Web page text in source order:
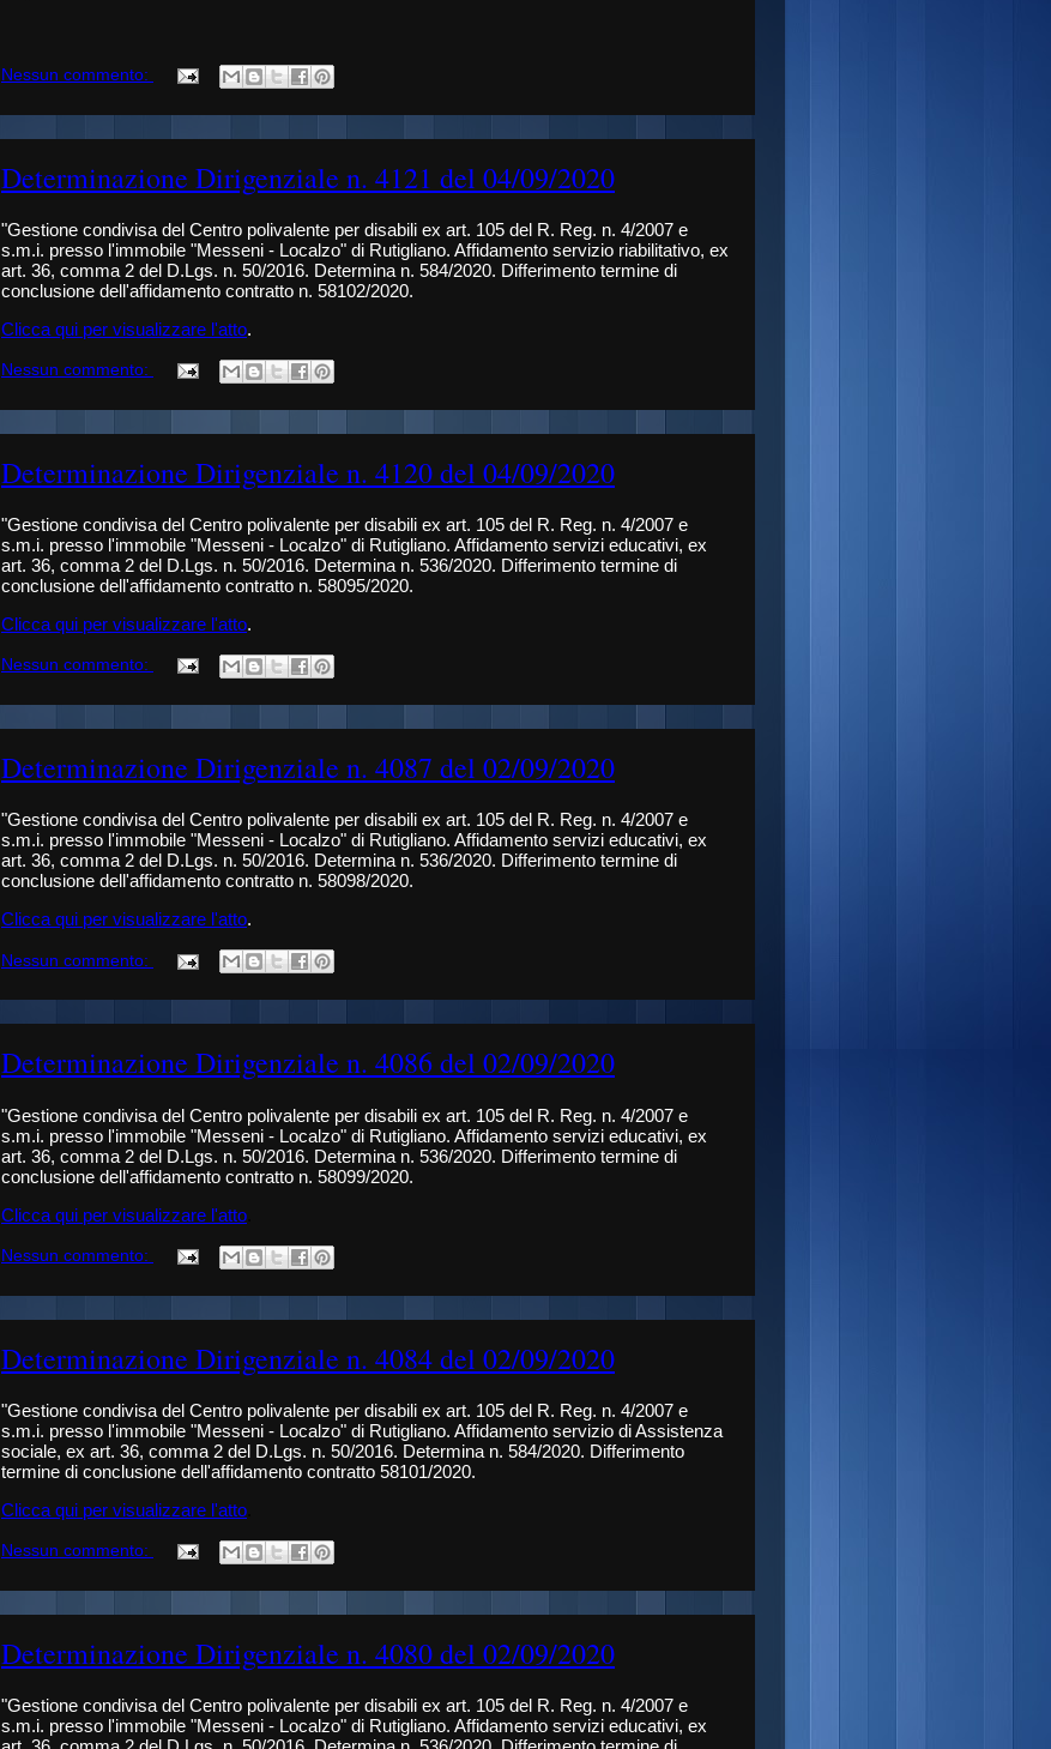
Nessun commento:
Determinazione Dirigenziale n. 4121 del 04/09/2020
"Gestione condivisa del Centro polivalente per disabili ex art. 105 del R. Reg. n. 4/2007 e
s.m.i. presso l'immobile "Messeni - Localzo" di Rutigliano. Affidamento servizio riabilitativo, ex
art. 36, comma 2 del D.Lgs. n. 50/2016. Determina n. 584/2020. Differimento termine di
conclusione dell'affidamento contratto n. 58102/2020.
Clicca qui per visualizzare l'atto.
Nessun commento:
Determinazione Dirigenziale n. 4120 del 04/09/2020
"Gestione condivisa del Centro polivalente per disabili ex art. 105 del R. Reg. n. 4/2007 e
s.m.i. presso l'immobile "Messeni - Localzo" di Rutigliano. Affidamento servizi educativi, ex
art. 36, comma 2 del D.Lgs. n. 50/2016. Determina n. 536/2020. Differimento termine di
conclusione dell'affidamento contratto n. 58095/2020.
Clicca qui per visualizzare l'atto.
Nessun commento:
Determinazione Dirigenziale n. 4087 del 02/09/2020
"Gestione condivisa del Centro polivalente per disabili ex art. 105 del R. Reg. n. 4/2007 e
s.m.i. presso l'immobile "Messeni - Localzo" di Rutigliano. Affidamento servizi educativi, ex
art. 36, comma 2 del D.Lgs. n. 50/2016. Determina n. 536/2020. Differimento termine di
conclusione dell'affidamento contratto n. 58098/2020.
Clicca qui per visualizzare l'atto.
Nessun commento:
Determinazione Dirigenziale n. 4086 del 02/09/2020
"Gestione condivisa del Centro polivalente per disabili ex art. 105 del R. Reg. n. 4/2007 e
s.m.i. presso l'immobile "Messeni - Localzo" di Rutigliano. Affidamento servizi educativi, ex
art. 36, comma 2 del D.Lgs. n. 50/2016. Determina n. 536/2020. Differimento termine di
conclusione dell'affidamento contratto n. 58099/2020.
Clicca qui per visualizzare l'atto
Nessun commento:
Determinazione Dirigenziale n. 4084 del 02/09/2020
"Gestione condivisa del Centro polivalente per disabili ex art. 105 del R. Reg. n. 4/2007 e
s.m.i. presso l'immobile "Messeni - Localzo" di Rutigliano. Affidamento servizio di Assistenza
sociale, ex art. 36, comma 2 del D.Lgs. n. 50/2016. Determina n. 584/2020. Differimento
termine di conclusione dell'affidamento contratto 58101/2020.
Clicca qui per visualizzare l'atto
Nessun commento:
Determinazione Dirigenziale n. 4080 del 02/09/2020
"Gestione condivisa del Centro polivalente per disabili ex art. 105 del R. Reg. n. 4/2007 e
s.m.i. presso l'immobile "Messeni - Localzo" di Rutigliano. Affidamento servizi educativi, ex